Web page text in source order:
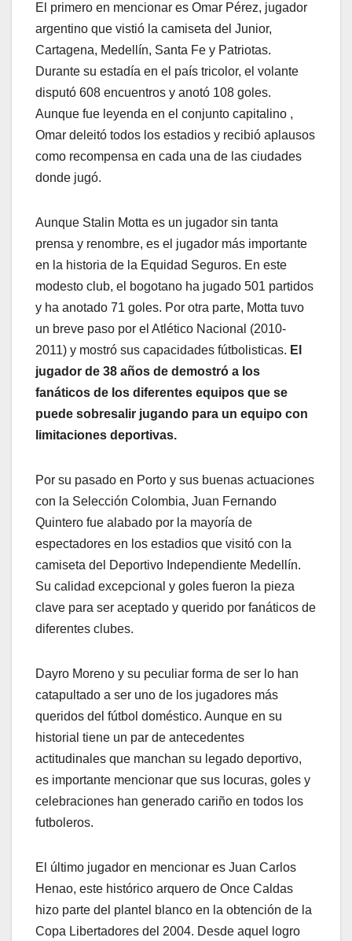
El primero en mencionar es Omar Pérez, jugador
argentino que vistió la camiseta del Junior,
Cartagena, Medellín, Santa Fe y Patriotas.
Durante su estadía en el país tricolor, el volante
disputó 608 encuentros y anotó 108 goles.
Aunque fue leyenda en el conjunto capitalino ,
Omar deleitó todos los estadios y recibió aplausos
como recompensa en cada una de las ciudades
donde jugó.
Aunque Stalin Motta es un jugador sin tanta
prensa y renombre, es el jugador más importante
en la historia de la Equidad Seguros. En este
modesto club, el bogotano ha jugado 501 partidos
y ha anotado 71 goles. Por otra parte, Motta tuvo
un breve paso por el Atlético Nacional (2010-
2011) y mostró sus capacidades fútbolisticas. El
jugador de 38 años de demostró a los
fanáticos de los diferentes equipos que se
puede sobresalir jugando para un equipo con
limitaciones deportivas.
Por su pasado en Porto y sus buenas actuaciones
con la Selección Colombia, Juan Fernando
Quintero fue alabado por la mayoría de
espectadores en los estadios que visitó con la
camiseta del Deportivo Independiente Medellín.
Su calidad excepcional y goles fueron la pieza
clave para ser aceptado y querido por fanáticos de
diferentes clubes.
Dayro Moreno y su peculiar forma de ser lo han
catapultado a ser uno de los jugadores más
queridos del fútbol doméstico. Aunque en su
historial tiene un par de antecedentes
actitudinales que manchan su legado deportivo,
es importante mencionar que sus locuras, goles y
celebraciones han generado cariño en todos los
futboleros.
El último jugador en mencionar es Juan Carlos
Henao, este histórico arquero de Once Caldas
hizo parte del plantel blanco en la obtención de la
Copa Libertadores del 2004. Desde aquel logro